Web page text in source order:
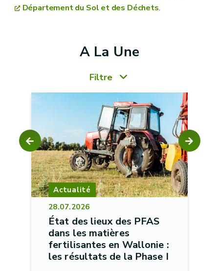
Département du Sol et des Déchets.
A La Une
Filtre
Actualité
28.07.2026
État des lieux des PFAS
dans les matières
fertilisantes en Wallonie :
les résultats de la Phase I